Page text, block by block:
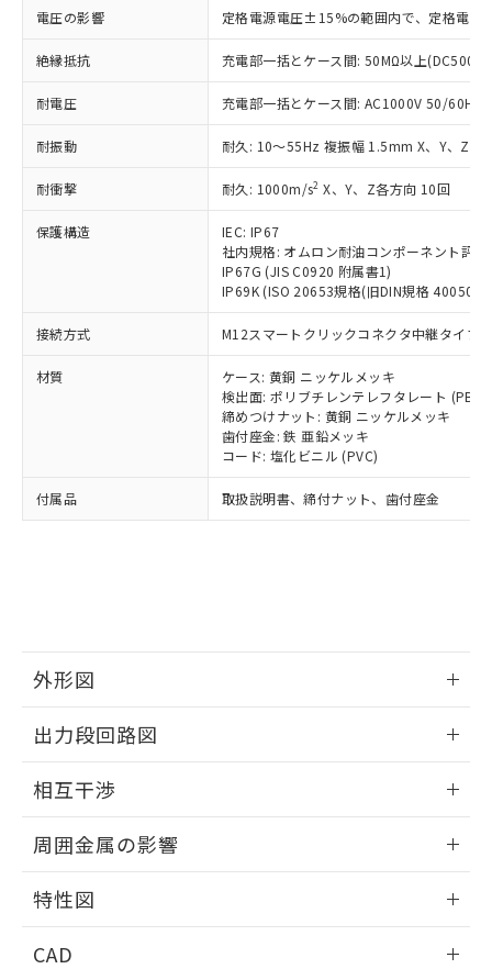
電圧の影響 定格電源電圧±15%の範囲内で、定格電
絶縁抵抗 充電部一括とケース間: 50MΩ以上(DC500V
耐電圧 充電部一括とケース間: AC1000V 50/60Hz
耐振動 耐久: 10～55Hz 複振幅 1.5mm X、Y、Z各
耐衝撃 耐久: 1000m/s2 X、Y、Z各方向 10回
保護構造
IEC: IP67
社内規格: オムロン耐油コンポーネント評
IP67G (JIS C0920 附属書1)
IP69K (ISO 20653規格(旧DIN規格 40050
接続方式 M12スマートクリックコネクタ中継タイプ
材質
ケース: 黄銅 ニッケルメッキ
検出面: ポリブチレンテレフタレート (PBT)
締めつけナット: 黄銅 ニッケルメッキ
歯付座金: 鉄 亜鉛メッキ
コード: 塩化ビニル (PVC)
付属品 取扱説明書、締付ナット、歯付座金
外形図
外形図
出力段回路図
出力段回路図
相互干渉
相互干渉
周囲金属の影響
周囲金属の影響
特性図
CAD
ことをご了承ください。
在庫状況および標準価格照会結果は、
記載している更新日時点での社内デー
タに基づき作成されるものであり、閲
覧された時点での実際の在庫および標
準価格とは異なる場合があることをご
了承ください。
正式な納期状況および標準価格はお客
様のお取引先、またはお客様担当のオ
ムロン制御機器販売店・当社販売員に
ご相談ください。
オムロン制御機器販売店や当社販売拠
販売ネットワーク
」をご確認
在庫状況および標準価格結果を当社の
事前の承諾なく第三者に漏洩または開
示しないようお願いします。
マイパーツ機能（部品リスト作成サー
ビス）をご利用いただくには、I-Web
メンバーズにご登録されている必要が
お客様が当ウェブサイト上で当社にご
登録された部品リストについて、当社
指します。
むを得ず変更することがあります。
ミウム(Cd) 100ppm以下、
六価クロム(Cr(Ⅵ)) 1000ppm以下、ポリ臭化ビフェニル
類(PBB) 1000ppm以下、ポリ臭化ジフェニルエーテル類
(PBDE) 1000ppm以下、フタル酸ビス(2-エチルヘキシ
ル) (DEHP)(別名：DOP) 1000ppm以下、フタル酸ブチ
ルベンジル（BBP） 1000ppm以下、フタル酸ジブチル
（DBP） 1000ppm以下、フタル酸ジイソブチル
但し、RoHS指令で産業用監視および制御機器に対する
フタル酸エステル類の４物質については閾値を超える意
図的な使用がないことを確認しています。
※2 対応予定月
部品在庫の切り替え状況などにより、予定
月が前後することがあります。
※3 非含有証明書ダウンロード
51物質の非含有証明書（当社基準）
※本証明書は発行日時点で非含有を証明す
ものではありません。
また、RoHS指令のフタル酸エステル類４
物質の対応では、対応完了までの期間は出
荷製品に未対応品が混在することから備考
欄に対応日を記載しておりました。
既に当社にて対応品への在庫切替を完了
していることから、特段のことがない限
す。
「－」：未確認です。当社販売部門へお問
*中国RoHS10物質の基準値 (GB/T26572)：
Pb(鉛) :1000ppm、 Hg(水銀) : 1000ppm、 Cd(カドミウ
Cr(Ⅵ)(六価クロム) : 1000ppm、 PBBs(ポリ臭化ビフェ
DBP(フタル酸ジブチル) : 1000ppm、 DIBP(フタル酸ジ
イソブチル) : 1000ppm、 BBP(フタル酸ブチルベンジ
ル) : 1000ppm、
DEHP(フタル酸ビス(2-エチルヘキシル)) : 1000ppm
※2 環境保護使用期限
「ｅ」：有害物質（10物質）のすべてが基
準値以下であることを示します。
「10」：通常の使用状況下において有害物
質が外部に漏えいし、環境に深刻な影響を
及ぼさない年数を意味します。
「－」：未確認です。当社販売部門へお問
い合わせください。
当社は、これら貴社製品のうち、外国
（以下｢規制貨物等」という）を輸出
または国外への提供する場合は、日本
国政府の輸出許可(または役務取引許
可)を取得するなどの必要な手続きを
当社は規制貨物を破棄する場合は、完
全に破砕するなど、違法に輸出されな
いよう必要な手段を講じます。
当社は貴社製品を、核兵器、ミサイ
ル、化学兵器、生物兵器またはその他
武器並びにこれらの製造装置等に一切
使用いたしません。
当社は、貴社製品を第三者に販売する
場合は、上記1、2および3の内容を当
該第三者に通知します。また当社は、
販売先および販売に係わる関係者が違
法に輸出するおそれがある場合は、取
り引きをいたしません。
一定数には満たないが在庫あり
在庫なし(最新の在庫状況につ
いては、お客様のお取引先、ま
たはお客様担当のオムロン制御
機器販売店・当社販売員にご確
認ください)
受注生産機種、また在庫状況の
情報を公開していない機種